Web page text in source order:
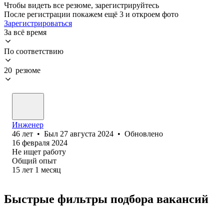
Чтобы видеть все резюме, зарегистрируйтесь
После регистрации покажем ещё 3 и откроем фото
Зарегистрироваться
За всё время
По соответствию
20 резюме
Инженер
46 лет • Был 27 августа 2024 • Обновлено
16 февраля 2024
Не ищет работу
Общий опыт
15 лет 1 месяц
Быстрые фильтры подбора вакансий